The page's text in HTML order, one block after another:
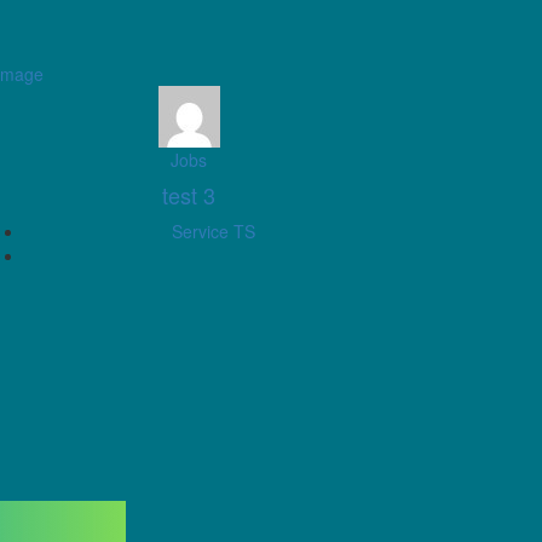
Jobs
test 3
Service TS